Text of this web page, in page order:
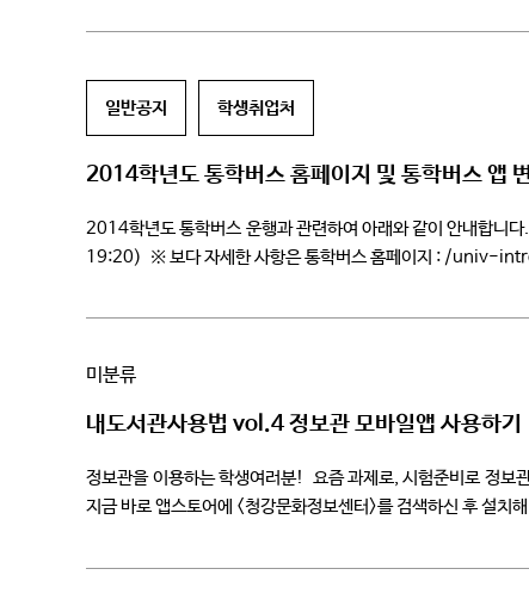
일반공지 학생취업처
2014학년도 통학버스 홈페이지 및 통학버스 앱
2014학년도 통학버스 운행과 관련하여 아래와 같이 안내합
19:20) ※ 보다 자세한 사항은 통학버스 홈페이지 : /univ-
미분류
내도서관사용법 vol.4 정보관 모바일앱 사용하기
정보관을 이용하는 학생여러분! 요즘 과제로, 시험준비로 정
지금 바로 앱스토어에 <청강문화정보센터>를 검색하신 후